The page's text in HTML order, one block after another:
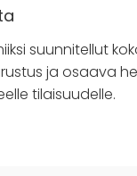
suunnitellut
ja osaava
tilaisuudelle.